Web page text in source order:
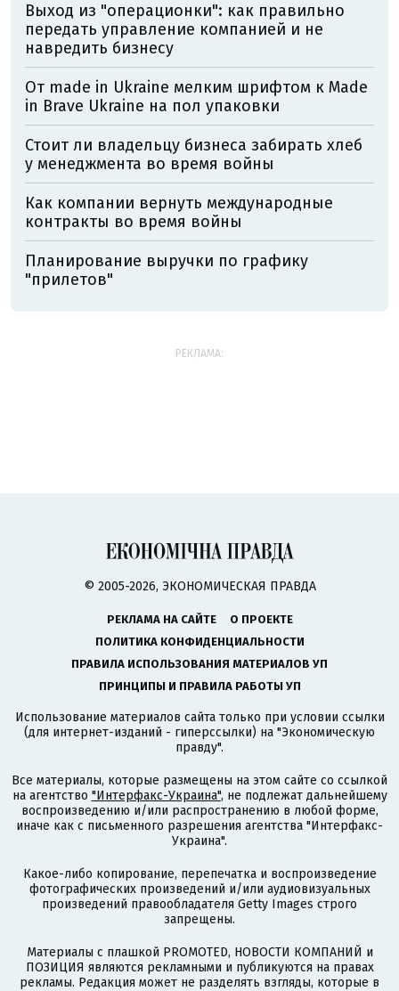
Выход из "операционки": как правильно
передать управление компанией и не
навредить бизнесу
От made in Ukraine мелким шрифтом к Made
in Brave Ukraine на пол упаковки
Стоит ли владельцу бизнеса забирать хлеб
у менеджмента во время войны
Как компании вернуть международные
контракты во время войны
Планирование выручки по графику
"прилетов"
РЕКЛАМА:
© 2005-2026, ЭКОНОМИЧЕСКАЯ ПРАВДА
РЕКЛАМА НА САЙТЕ
О ПРОЕКТЕ
ПОЛИТИКА КОНФИДЕНЦИАЛЬНОСТИ
ПРАВИЛА ИСПОЛЬЗОВАНИЯ МАТЕРИАЛОВ УП
ПРИНЦИПЫ И ПРАВИЛА РАБОТЫ УП
Использование материалов сайта только при условии ссылки
(для интернет-изданий - гиперссылки) на "Экономическую
правду".
Все материалы, которые размещены на этом сайте со ссылкой
на агентство "Интерфакс-Украина", не подлежат дальнейшему
воспроизведению и/или распространению в любой форме,
иначе как с письменного разрешения агентства "Интерфакс-
Украина".
Какое-либо копирование, перепечатка и воспроизведение
фотографических произведений и/или аудиовизуальных
произведений правообладателя Getty Images строго
запрещены.
Материалы с плашкой PROMOTED, НОВОСТИ КОМПАНИЙ и
ПОЗИЦИЯ являются рекламными и публикуются на правах
рекламы. Редакция может не разделять взгляды, которые в